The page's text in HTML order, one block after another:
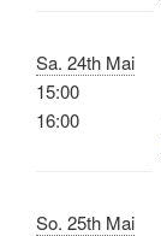
Sa. 24th Mai
15:00
16:00
So. 25th Mai